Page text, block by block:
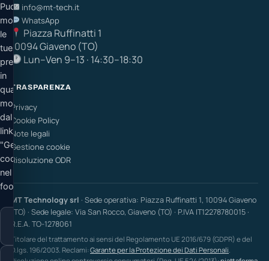
info@mt-tech.it
WhatsApp
Piazza Ruffinatti 1
10094 Giaveno (TO)
Lun–Ven 9–13 · 14:30–18:30
TRASPARENZA
Privacy
Cookie Policy
Note legali
Gestione cookie
Risoluzione ODR
MT Technology srl · Sede operativa: Piazza Ruffinatti 1, 10094 Giaveno
(TO) · Sede legale: Via San Rocco, Giaveno (TO) · P.IVA IT12278780015 ·
R.E.A. TO-1278061
Titolare del trattamento ai sensi del Regolamento UE 2016/679 (GDPR) e del
D.lgs. 196/2003. Reclami:Garante per la Protezione dei Dati Personali
Puoi
modificare
le
tue
preferenze
in
qualsiasi
momento
dal
link
"Gestione
cookie"
nel
footer.
Solo